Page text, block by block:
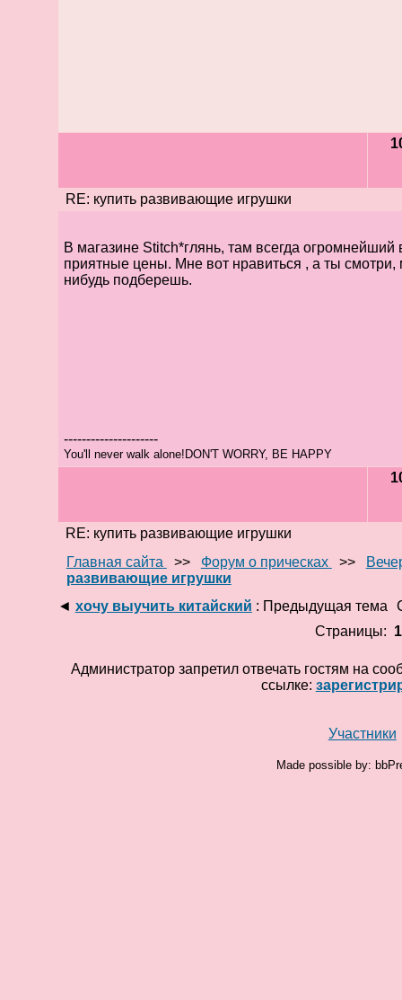
RE: купить развивающие игрушки
В магазине Stitch*глянь, там всегда огромнейший
приятные цены. Мне вот нравиться , а ты смотри,
нибудь подберешь.
---------------------
You'll never walk alone!DON'T WORRY, BE HAPPY
RE: купить развивающие игрушки
Главная сайта
>> Форум о прическах >>
развивающие игрушки
◄ хочу выучить китайский : Предыдущая тема
Страницы: 1
Администратор запретил отвечать гостям на
ссылке:
Участники
Made possible by: